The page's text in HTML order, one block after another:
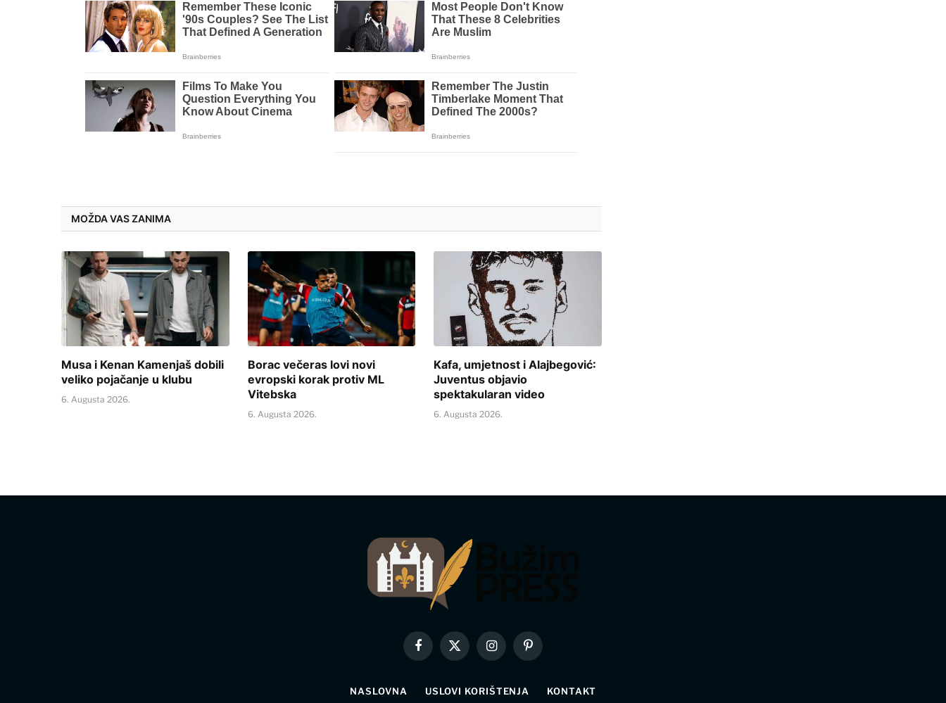
MOŽDA VAS ZANIMA
Musa i Kenan Kamenjaš dobili
veliko pojačanje u klubu
6. Augusta 2026.
Borac večeras lovi novi
evropski korak protiv ML
Vitebska
6. Augusta 2026.
Kafa, umjetnost i Alajbegović:
Juventus objavio
spektakularan video
6. Augusta 2026.
Facebook
X
(Twitter)
InstagramPinterest
NASLOVNA USLOVI KORIŠTENJA KONTAKT